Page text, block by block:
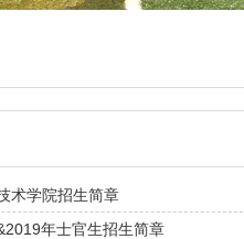
术学院招生简章
年士官生招生简章